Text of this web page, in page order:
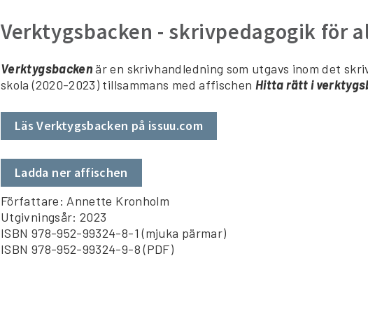
Verktygsbacken - skrivpedagogik för
Verktygsbackenär en skrivhandledning som utgavs inom det
skola (2020-2023) tillsammans med affischen Hitta rätt i
Läs Verktygsbacken på issuu.com
Ladda ner affischen
Författare: Annette Kronholm
Utgivningsår: 2023
ISBN 978-952-99324-8-1 (mjuka pärmar)
ISBN 978-952-99324-9-8 (PDF)